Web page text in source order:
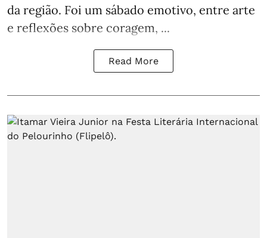
da região. Foi um sábado emotivo, entre arte
e reflexões sobre coragem, ...
Read More